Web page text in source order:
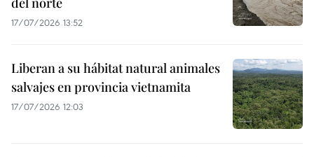
17/07/2026 13:52
Liberan a su hábitat natural animales
salvajes en provincia vietnamita
17/07/2026 12:03